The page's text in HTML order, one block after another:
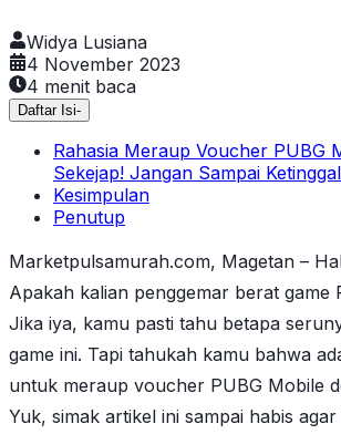
Widya Lusiana
4 November 2023
4 menit baca
Daftar Isi-
Rahasia Meraup Voucher PUBG
Sekejap! Jangan Sampai
Kesimpulan
Penutup
Marketpulsamurah.com, Magetan –
Apakah kalian penggemar berat game
Jika iya, kamu pasti tahu betapa
game ini. Tapi tahukah kamu bahwa
untuk meraup voucher PUBG Mobile
Yuk, simak artikel ini sampai habis